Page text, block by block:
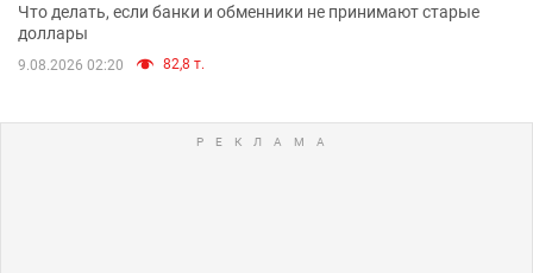
Что делать, если банки и обменники не принимают старые
доллары
9.08.2026 02:20 82,8 т.